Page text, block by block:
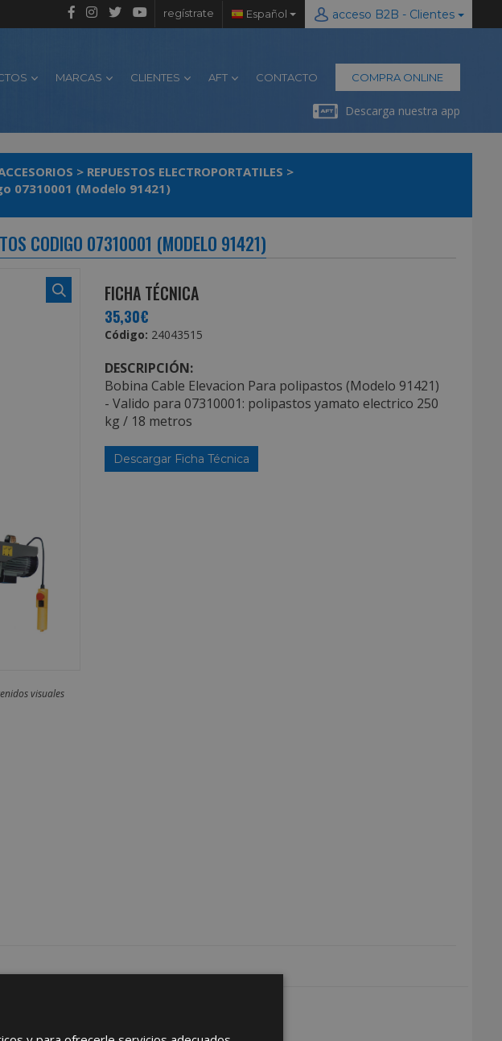
regístrate Español acceso B2B - Clientes
MARCAS CLIENTES AFT CONTACTO COMPRA ONLINE
Descarga nuestra app
> REPUESTOS ELECTROPORTATILES >
07310001 (Modelo 91421)
CODIGO 07310001 (MODELO 91421)
visuales
FICHA TÉCNICA
35,30€
Código: 24043515
DESCRIPCIÓN:
Bobina Cable Elevacion Para polipastos (Modelo 91421)
- Valido para 07310001: polipastos yamato electrico 250
kg / 18 metros
Descargar Ficha Técnica